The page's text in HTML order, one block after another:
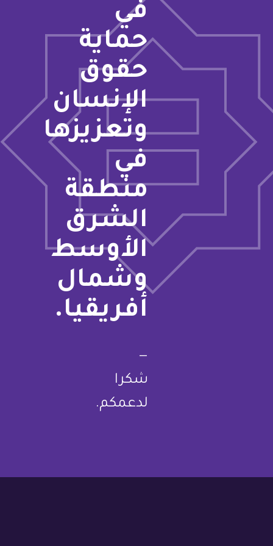
في
حماية
حقوق
الإنسان
وتعزيزها
في
منطقة
الشرق
الأوسط
وشمال
أفريقيا.
—
شكرا
لدعمكم.